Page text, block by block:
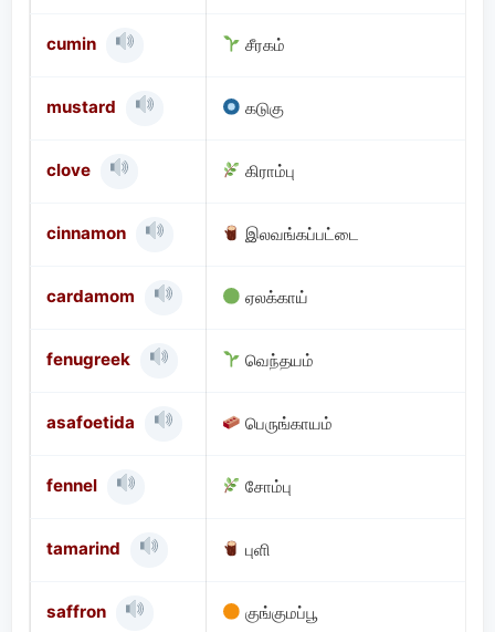
cumin சீரகம்
mustard கடுகு
clove கிராம்பு
cinnamon இலவங்கப்பட்டை
cardamom ஏலக்காய்
fenugreek வெந்தயம்
asafoetida பெருங்காயம்
fennel சோம்பு
tamarind புளி
saffron குங்குமப்பூ